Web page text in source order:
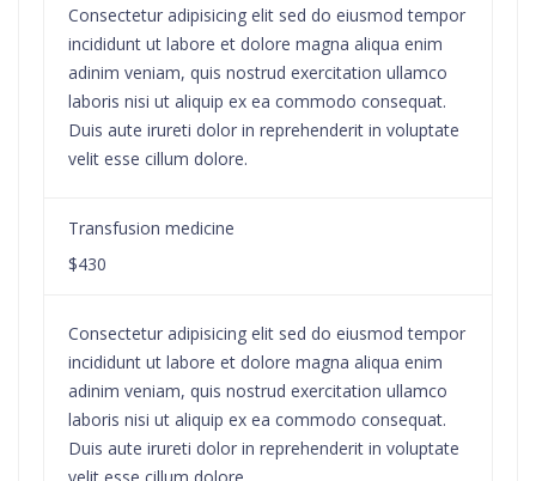
Consectetur adipisicing elit sed do eiusmod tempor
incididunt ut labore et dolore magna aliqua enim
adinim veniam, quis nostrud exercitation ullamco
laboris nisi ut aliquip ex ea commodo consequat.
Duis aute irureti dolor in reprehenderit in voluptate
velit esse cillum dolore.
Transfusion medicine
$430
Consectetur adipisicing elit sed do eiusmod tempor
incididunt ut labore et dolore magna aliqua enim
adinim veniam, quis nostrud exercitation ullamco
laboris nisi ut aliquip ex ea commodo consequat.
Duis aute irureti dolor in reprehenderit in voluptate